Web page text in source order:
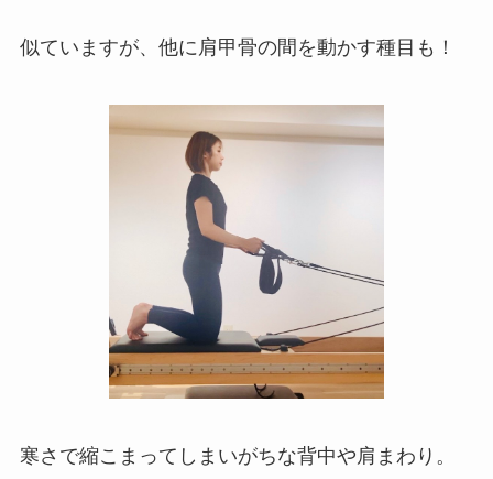
似ていますが、他に肩甲骨の間を動かす種目も！
寒さで縮こまってしまいがちな背中や肩まわり。